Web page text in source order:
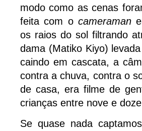
modo como as cenas
feita com o cameraman
os raios do sol filtrando
dama (Matiko Kiyo)
caindo em cascata, a
contra a chuva, contra o
de casa, era filme de
crianças entre nove e
Se quase nada